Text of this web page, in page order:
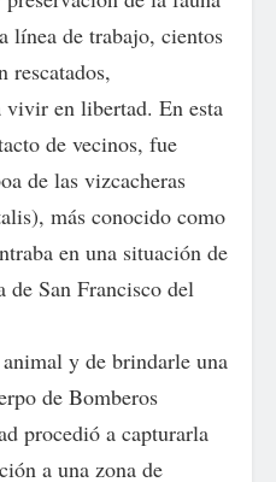
línea de trabajo, cientos
rescatados,
en libertad. En esta
de vecinos, fue
de las vizcacheras
más conocido como
en una situación de
de San Francisco del
y de brindarle una
de Bomberos
procedió a capturarla
a una zona de